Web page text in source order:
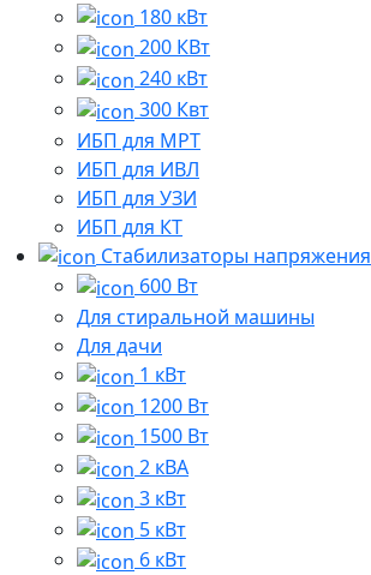
180 кВт
200 КВт
240 кВт
300 Квт
ИБП для МРТ
ИБП для ИВЛ
ИБП для УЗИ
ИБП для КТ
Стабилизаторы напряжения
600 Вт
Для стиральной машины
Для дачи
1 кВт
1200 Вт
1500 Вт
2 кВА
3 кВт
5 кВт
6 кВт